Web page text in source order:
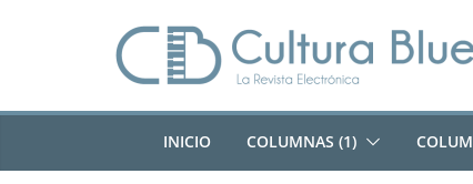
INICIO COLUMNAS (1)